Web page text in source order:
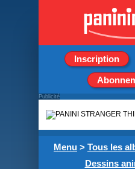
Inscription
Menu > Tous les
Dessins
Publicité